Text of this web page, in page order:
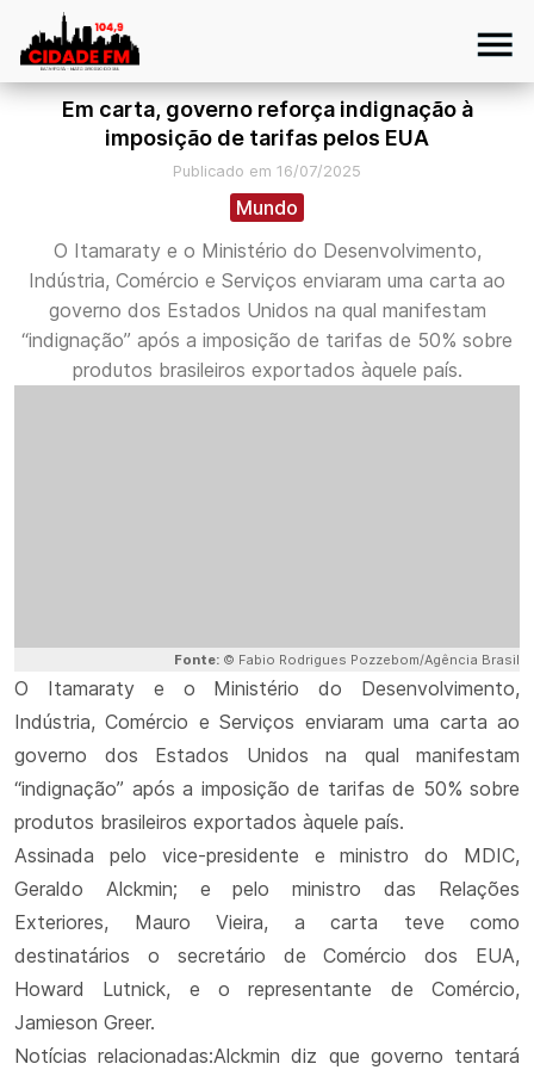
Em carta, governo reforça indignação à
imposição de tarifas pelos EUA
Publicado em 16/07/2025
Mundo
O Itamaraty e o Ministério do Desenvolvimento,
Indústria, Comércio e Serviços enviaram uma carta ao
governo dos Estados Unidos na qual manifestam
“indignação” após a imposição de tarifas de 50% sobre
produtos brasileiros exportados àquele país.
Fonte: © Fabio Rodrigues Pozzebom/Agência Brasil
O Itamaraty e o Ministério do Desenvolvimento,
Indústria, Comércio e Serviços enviaram uma carta ao
governo dos Estados Unidos na qual manifestam
“indignação” após a imposição de tarifas de 50% sobre
produtos brasileiros exportados àquele país.
Assinada pelo vice-presidente e ministro do MDIC,
Geraldo Alckmin; e pelo ministro das Relações
Exteriores, Mauro Vieira, a carta teve como
destinatários o secretário de Comércio dos EUA,
Howard Lutnick, e o representante de Comércio,
Jamieson Greer.
Notícias relacionadas:Alckmin diz que governo tentará